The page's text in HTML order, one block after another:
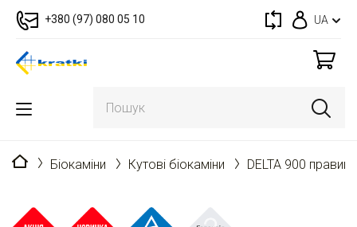
+380 (97) 080 05 10 UA
Головна
Біокаміни Кутові біокаміни DELTA 900 правий